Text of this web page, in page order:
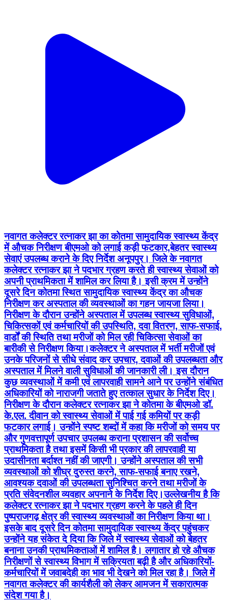
नवागत कलेक्टर रत्नाकर झा का कोतमा सामुदायिक स्वास्थ्य केंद्र
में औचक निरीक्षण बीएमओ को लगाई कड़ी फटकार,बेहतर स्वास्थ्य
सेवाएं उपलब्ध कराने के दिए निर्देश अनूपपुर। जिले के नवागत
कलेक्टर रत्नाकर झा ने पदभार ग्रहण करते ही स्वास्थ्य सेवाओं को
अपनी प्राथमिकता में शामिल कर लिया है। इसी क्रम में उन्होंने
दूसरे दिन कोतमा स्थित सामुदायिक स्वास्थ्य केंद्र का औचक
निरीक्षण कर अस्पताल की व्यवस्थाओं का गहन जायजा लिया।
निरीक्षण के दौरान उन्होंने अस्पताल में उपलब्ध स्वास्थ्य सुविधाओं,
चिकित्सकों एवं कर्मचारियों की उपस्थिति, दवा वितरण, साफ-सफाई,
वार्डों की स्थिति तथा मरीजों को मिल रही चिकित्सा सेवाओं का
बारीकी से निरीक्षण किया।कलेक्टर ने अस्पताल में भर्ती मरीजों एवं
उनके परिजनों से सीधे संवाद कर उपचार, दवाओं की उपलब्धता और
अस्पताल में मिलने वाली सुविधाओं की जानकारी ली। इस दौरान
कुछ व्यवस्थाओं में कमी एवं लापरवाही सामने आने पर उन्होंने संबंधित
अधिकारियों को नाराजगी जताते हुए तत्काल सुधार के निर्देश दिए।
निरीक्षण के दौरान कलेक्टर रत्नाकर झा ने कोतमा के बीएमओ डॉ.
के.एल. दीवान को स्वास्थ्य सेवाओं में पाई गई कमियों पर कड़ी
फटकार लगाई। उन्होंने स्पष्ट शब्दों में कहा कि मरीजों को समय पर
और गुणवत्तापूर्ण उपचार उपलब्ध कराना प्रशासन की सर्वोच्च
प्राथमिकता है तथा इसमें किसी भी प्रकार की लापरवाही या
उदासीनता बर्दाश्त नहीं की जाएगी। उन्होंने अस्पताल की सभी
व्यवस्थाओं को शीघ्र दुरुस्त करने, साफ-सफाई बनाए रखने,
आवश्यक दवाओं की उपलब्धता सुनिश्चित करने तथा मरीजों के
प्रति संवेदनशील व्यवहार अपनाने के निर्देश दिए।उल्लेखनीय है कि
कलेक्टर रत्नाकर झा ने पदभार ग्रहण करने के पहले ही दिन
पुष्पराजगढ़ क्षेत्र की स्वास्थ्य व्यवस्थाओं का निरीक्षण किया था।
इसके बाद दूसरे दिन कोतमा सामुदायिक स्वास्थ्य केंद्र पहुंचकर
उन्होंने यह संकेत दे दिया कि जिले में स्वास्थ्य सेवाओं को बेहतर
बनाना उनकी प्राथमिकताओं में शामिल है। लगातार हो रहे औचक
निरीक्षणों से स्वास्थ्य विभाग में सक्रियता बढ़ी है और अधिकारियों-
कर्मचारियों में जवाबदेही का भाव भी देखने को मिल रहा है। जिले में
नवागत कलेक्टर की कार्यशैली को लेकर आमजन में सकारात्मक
संदेश गया है।